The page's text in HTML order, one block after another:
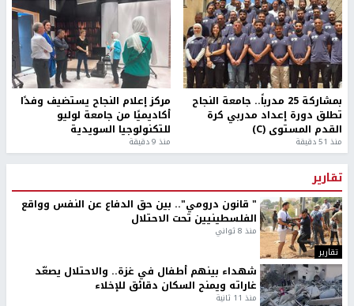
بمشاركة 25 مدرباً.. جامعة النجاح
تطلق دورة إعداد مدربي كرة
القدم المستوى (C)
منذ 51 دقيقة
مركز إعلام النجاح يستضيف وفدًا
أكاديميًا من جامعة لوليو
للتكنولوجيا السويدية
منذ 9 دقيقة
تقارير
تقارير
" قانون درومي".. بين حق الدفاع عن النفس وواقع
الفلسطينيين تحت الاحتلال
منذ 8 ثواني
شهداء بينهم أطفال في غزة.. والاحتلال يصعّد
غاراته ويمنح السكان دقائق للإخلاء
منذ 11 ثانية